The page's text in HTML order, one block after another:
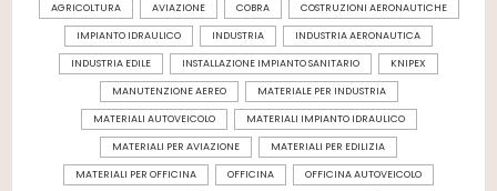
AGRICOLTURA AVIAZIONE COBRA COSTRUZIONI AERONAUTICHE
IMPIANTO IDRAULICO INDUSTRIA INDUSTRIA AERONAUTICA
INDUSTRIA EDILE INSTALLAZIONE IMPIANTO SANITARIO KNIPEX
MANUTENZIONE AEREO MATERIALE PER INDUSTRIA
MATERIALI AUTOVEICOLO MATERIALI IMPIANTO IDRAULICO
MATERIALI PER AVIAZIONE MATERIALI PER EDILIZIA
MATERIALI PER OFFICINA OFFICINA OFFICINA AUTOVEICOLO